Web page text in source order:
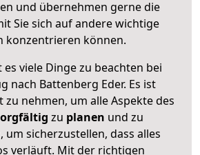
und übernehmen gerne die
Sie sich auf andere wichtige
konzentrieren können.
viele Dinge zu beachten bei
nach Battenberg Eder. Es ist
zu nehmen, um alle Aspekte des
zu planen und zu
, um sicherzustellen, dass alles
verläuft. Mit der richtigen